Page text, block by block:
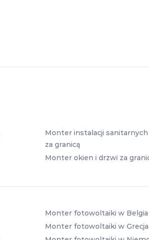
Monter instalacji
za granicą
Monter okien i drzwi za
Monter fotowoltaiki w Belgia
Monter fotowoltaiki w Grecja